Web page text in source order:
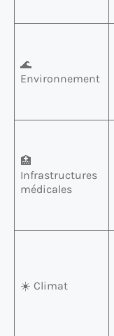
🌊
Environnement
🏥
Infrastructures
médicales
☀️ Climat